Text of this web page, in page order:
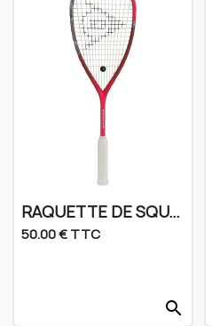
RAQUETTE DE SQUASH DUNLOP TEMPO PRO
50.00 € TTC
search